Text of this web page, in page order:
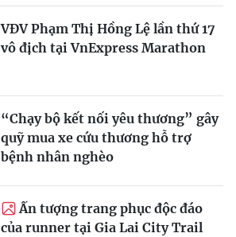
VĐV Phạm Thị Hồng Lệ lần thứ 17
vô địch tại VnExpress Marathon
“Chạy bộ kết nối yêu thương” gây
quỹ mua xe cứu thương hỗ trợ
bệnh nhân nghèo
Ấn tượng trang phục độc đáo
của runner tại Gia Lai City Trail